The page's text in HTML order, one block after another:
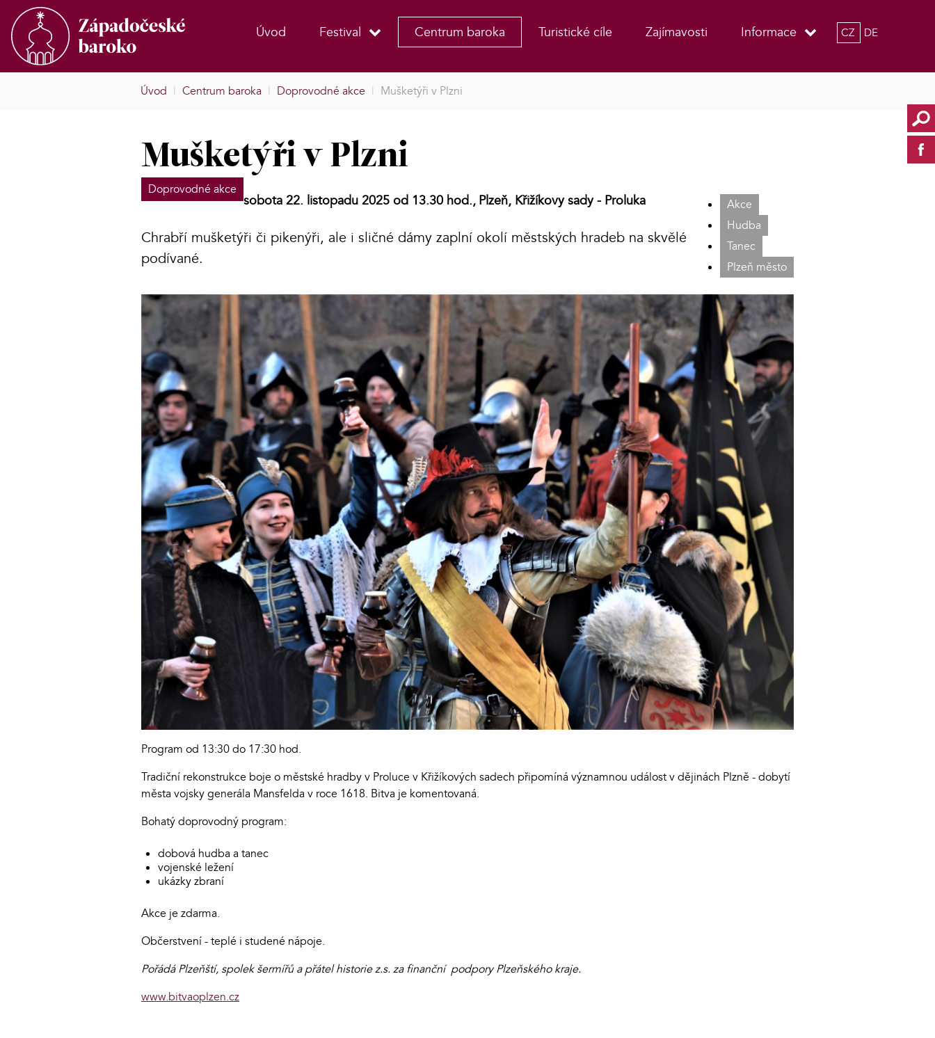
Úvod Festival Centrum baroka Turistické cíle Zajímavosti Informace CZ DE
Úvod | Centrum baroka | Doprovodné akce | Mušketýři v Plzni
Mušketýři v Plzni
Doprovodné akce
Akce
Hudba
Tanec
Plzeň město
sobota 22. listopadu 2025 od 13.30 hod., Plzeň, Křižíkovy sady - Proluka
Chrabří mušketýři či pikenýři, ale i sličné dámy zaplní okolí městských hradeb na skvělé
podívané.
Program od 13:30 do 17:30 hod.
Tradiční rekonstrukce boje o městské hradby v Proluce v Křižíkových sadech připomíná významnou událost v dějinách Plzně - dobytí
města vojsky generála Mansfelda v roce 1618. Bitva je komentovaná.
Bohatý doprovodný program:
dobová hudba a tanec
vojenské ležení
ukázky zbraní
Akce je zdarma.
Občerstvení - teplé i studené nápoje.
Pořádá Plzeňští, spolek šermířů a přátel historie z.s. za finanční podpory Plzeňského kraje.
www.bitvaoplzen.cz